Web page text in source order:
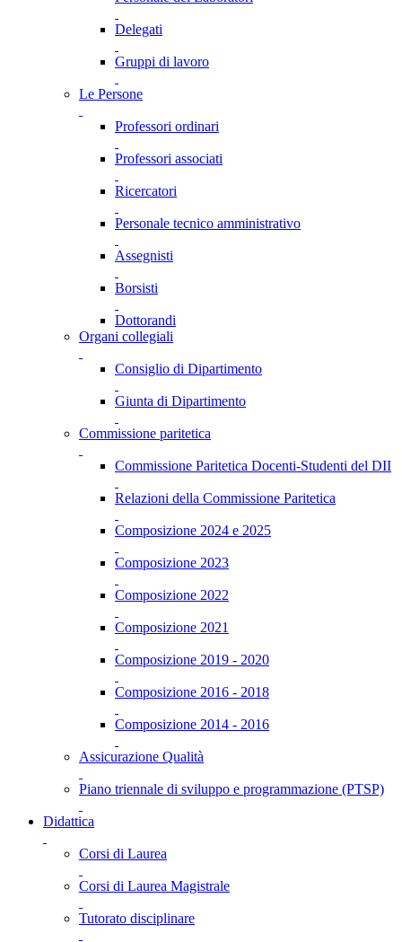
Delegati
Gruppi di lavoro
Le Persone
Professori ordinari
Professori associati
Ricercatori
Personale tecnico amministrativo
Assegnisti
Borsisti
Dottorandi
Organi collegiali
Consiglio di Dipartimento
Giunta di Dipartimento
Commissione paritetica
Commissione Paritetica Docenti-Studenti del DII
Relazioni della Commissione Paritetica
Composizione 2024 e 2025
Composizione 2023
Composizione 2022
Composizione 2021
Composizione 2019 - 2020
Composizione 2016 - 2018
Composizione 2014 - 2016
Assicurazione Qualità
Piano triennale di sviluppo e programmazione (PTSP)
Didattica
Corsi di Laurea
Corsi di Laurea Magistrale
Tutorato disciplinare